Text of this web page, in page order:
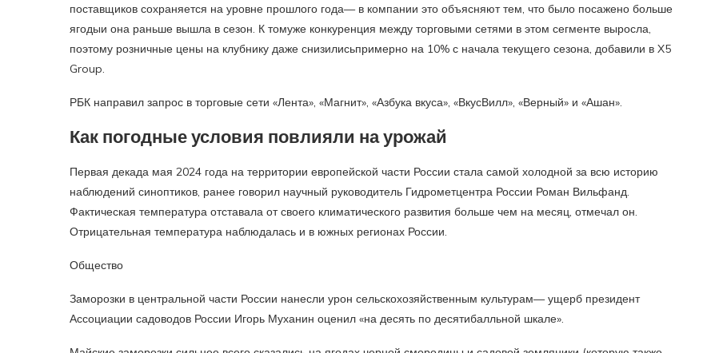
поставщиков сохраняется на уровне прошлого года— в компании это объясняют тем, что было посажено больше
ягодыи она раньше вышла в сезон. К томуже конкуренция между торговыми сетями в этом сегменте выросла,
поэтому розничные цены на клубнику даже снизилисьпримерно на 10% с начала текущего сезона, добавили в X5
Group.
РБК направил запрос в торговые сети «Лента», «Магнит», «Азбука вкуса», «ВкусВилл», «Верный» и «Ашан».
Как погодные условия повлияли на урожай
Первая декада мая 2024 года на территории европейской части России стала самой холодной за всю историю
наблюдений синоптиков, ранее говорил научный руководитель Гидрометцентра России Роман Вильфанд.
Фактическая температура отставала от своего климатического развития больше чем на месяц, отмечал он.
Отрицательная температура наблюдалась и в южных регионах России.
Общество
Заморозки в центральной части России нанесли урон сельскохозяйственным культурам— ущерб президент
Ассоциации садоводов России Игорь Муханин оценил «на десять по десятибалльной шкале».